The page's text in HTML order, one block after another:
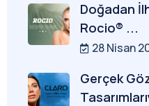
Doğadan
Rocio® ...
28 Nisan
Gerçek